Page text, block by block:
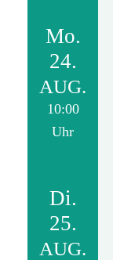
Mo.
24.
AUG.
10:00
Uhr
Di.
25.
AUG.